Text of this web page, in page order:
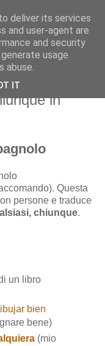
in
Questa
persone e traduce
chiunque.
un libro
bien
bene)
(mio
deliver its services
and user-agent are
and security
usage
abuse.
IT